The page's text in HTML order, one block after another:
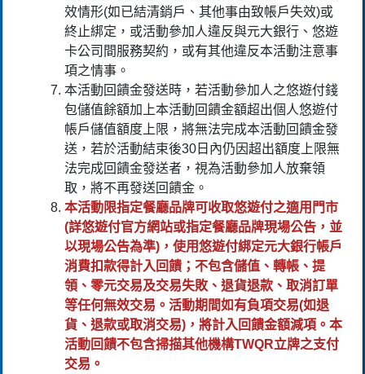
效情形(如已結清銷戶、其他事由致帳戶失效)或
終止綁定，或活動參加人違反與元大銀行、悠遊
卡公司間服務契約，或有其他違反本活動注意事
項之情事。
本活動回饋金發送時，若活動參加人之悠遊付錢
包儲值餘額加上本活動回饋金額超出個人悠遊付
帳戶儲值額度上限，將無法完成本活動回饋金發
送，若於活動結束後30日內仍因超出額度上限無
法完成回饋金發送者，視為活動參加人放棄領
取，將不再發送回饋金。
本活動限指定餐廳品牌可收取悠遊付之適用門市
(詳悠遊付官方網站或指定餐廳品牌現場公告，並
以現場公告為準)，使用悠遊付綁定元大銀行帳戶
消費扣款得計入回饋；不包含儲值、轉帳、提
領、零元交易及交易失敗、退貨退款、取消訂單
等任何無效交易。活動期間如有負項交易(如退
貨、退款或取消交易)，將計入回饋金額減項。本
活動回饋不包含掃描其他機構TWQR立牌之支付
交易。